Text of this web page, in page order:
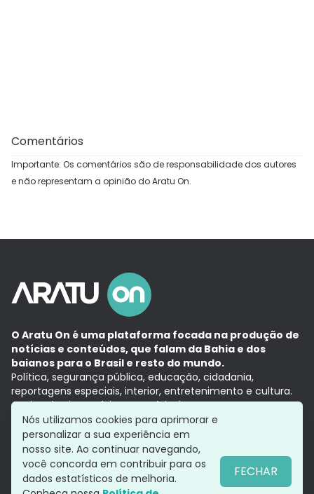
Comentários
Importante: Os comentários são de responsabilidade dos autores
e não representam a opinião do Aratu On.
O Aratu On é uma plataforma focada na produção de
notícias e conteúdos, que falam da Bahia e dos
baianos para o Brasil e resto do mundo.
Política, segurança pública, educação, cidadania,
reportagens especiais, interior, entretenimento e cultura.
Aqui, tudo vira notícia e a notícia é no tempo presente,
com a credibilidade do Grupo Aratu.
Grupo Aratu
Política de privacidade
Siga-nos
Nós utilizamos cookies para aprimorar e
personalizar a sua experiência em
nosso site. Ao continuar navegando,
você concorda em contribuir para os
dados estatísticos de melhoria.
FECHAR